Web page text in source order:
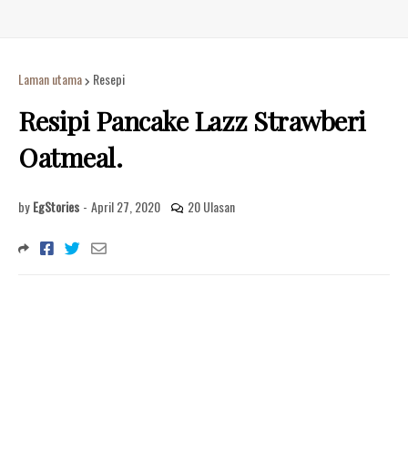
Laman utama Resepi
Resipi Pancake Lazz Strawberi
Oatmeal.
by EgStories - April 27, 2020 20 Ulasan